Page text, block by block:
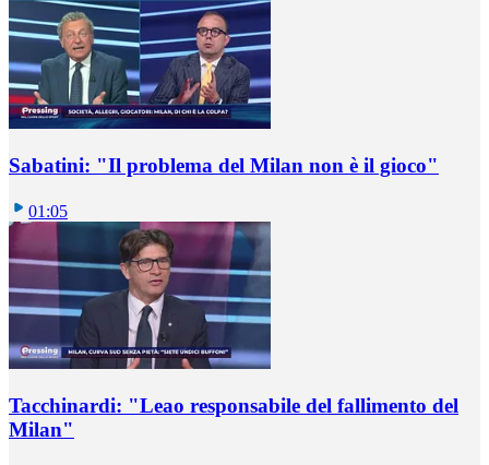
Sabatini: "Il problema del Milan non è il gioco"
01:05
Tacchinardi: "Leao responsabile del fallimento del
Milan"